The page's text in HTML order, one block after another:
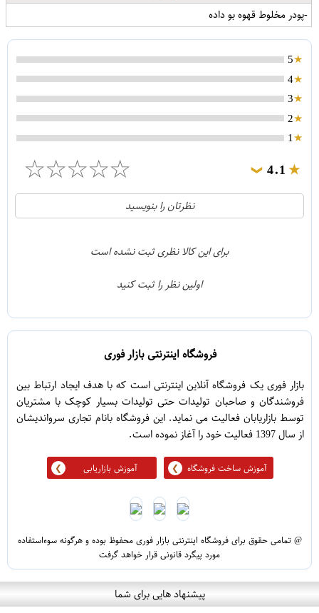
-پودر مخلوط قهوه بو داده
5
4
3
2
1
4.1
❯
☆
☆
☆
☆
☆
21
1
نظرتان را بنویسید
برای این کالا نظری ثبت نشده است
اولین نظر را ثبت کنید
فروشگاه اینترنتی بازار فوری
بازار فوری یک فروشگاه آنلاین اینترنتی است که با هدف ایجاد ارتباط بین
فروشندگان و صاحبان تولیدات حتی تولیدات بسیار کوچک با مشتریان
توسط بازاریابان فعالیت می نماید. این فروشگاه بانام تجاری سرواندیشان
از سال 1397 فعالیت خود را آغاز نموده است.
آموزش ساخت فروشگاه آموزش بازاریابی
@ تمامی حقوق برای فروشگاه اینترنتی بازار فوری محفوظ بوده و هرگونه سوءاستفاده
مورد پیگرد قانونی قرار خواهد گرفت
پیشنهاد هایی برای شما